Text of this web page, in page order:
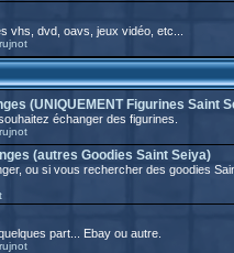
vhs, dvd, oavs, jeux vidéo, etc...
(UNIQUEMENT Figurines Saint
échanger des figurines.
(autres Goodies Saint Seiya)
ou si vous rechercher des goodies
part... Ebay ou autre.